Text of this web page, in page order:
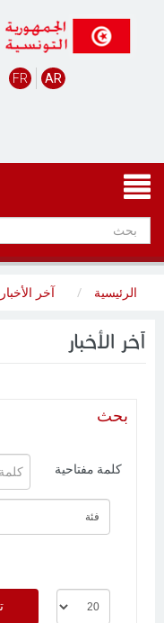
FR AR
الرئيسية آخر الأخبار
آخر الأخبار
بحث
كلمة مفتاحية